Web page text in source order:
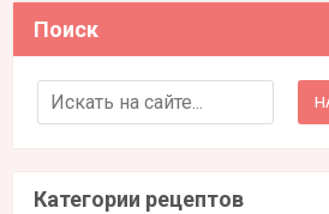
Поиск
Search for:
Категории рецептов